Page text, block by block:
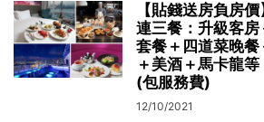
【貼錢送房負房
連三餐：升級客房
套餐＋四道菜晚
＋美酒＋馬卡龍
(包服務費)
12/10/2021